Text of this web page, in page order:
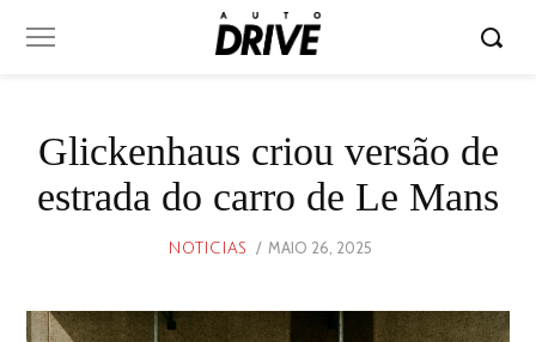
Glickenhaus criou versão de
estrada do carro de Le Mans
NOTICIAS
POSTED
MAIO 26, 2025